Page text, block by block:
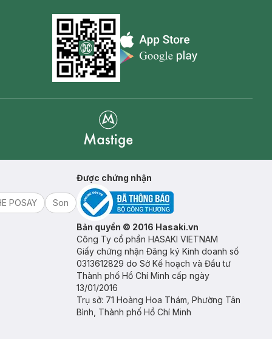
Appstore icon
POSAY
Son
Được chứng nhận
Bản quyền © 2016 Hasaki.vn
Công Ty cổ phần HASAKI VIETNAM
Giấy chứng nhận Đăng ký Kinh doanh số
0313612829 do Sở Kế hoạch và Đầu tư
Thành phố Hồ Chí Minh cấp ngày
13/01/2016
Trụ sở: 71 Hoàng Hoa Thám, Phường Tân
Bình, Thành phố Hồ Chí Minh